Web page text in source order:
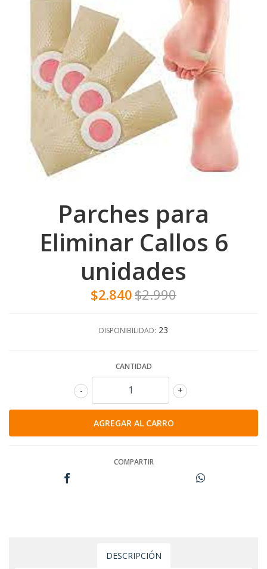
Parches para
Eliminar Callos 6
unidades
$2.840$2.990
DISPONIBILIDAD: 23
CANTIDAD
+
-
COMPARTIR
DESCRIPCIÓN